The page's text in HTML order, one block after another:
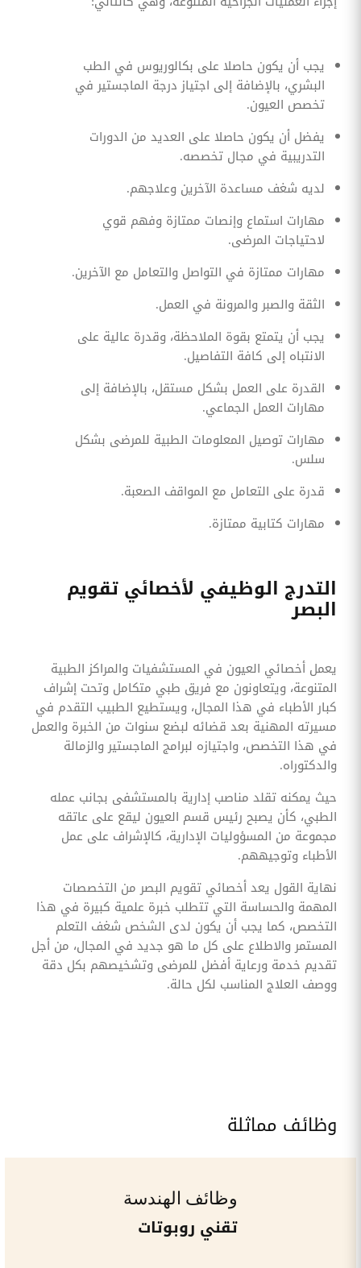
يجب أن يكون حاصلا على بكالوريوس في الطب
البشري، بالإضافة إلى اجتياز درجة الماجستير في
تخصص العيون.
يفضل أن يكون حاصلا على العديد من الدورات
التدريبية في مجال تخصصه.
لديه شغف مساعدة الآخرين وعلاجهم.
مهارات استماع وإنصات ممتازة وفهم قوي
لاحتياجات المرضى.
مهارات ممتازة في التواصل والتعامل مع الآخرين.
الثقة والصبر والمرونة في العمل.
يجب أن يتمتع بقوة الملاحظة، وقدرة عالية على
الانتباه إلى كافة التفاصيل.
القدرة على العمل بشكل مستقل، بالإضافة إلى
مهارات العمل الجماعي.
مهارات توصيل المعلومات الطبية للمرضى بشكل
سلس.
قدرة على التعامل مع المواقف الصعبة.
مهارات كتابية ممتازة.
التدرج الوظيفي لأخصائي تقويم
البصر
يعمل أخصائي العيون في المستشفيات والمراكز الطبية
المتنوعة، ويتعاونون مع فريق طبي متكامل وتحت إشراف
كبار الأطباء في هذا المجال، ويستطيع الطبيب التقدم في
مسيرته المهنية بعد قضائه لبضع سنوات من الخبرة والعمل
في هذا التخصص، واجتيازه لبرامج الماجستير والزمالة
والدكتوراه.
حيث يمكنه تقلد مناصب إدارية بالمستشفى بجانب عمله
الطبي، كأن يصبح رئيس قسم العيون ليقع على عاتقه
مجموعة من المسؤوليات الإدارية، كالإشراف على عمل
الأطباء وتوجيههم.
نهاية القول يعد أخصائي تقويم البصر من التخصصات
المهمة والحساسة التي تتطلب خبرة علمية كبيرة في هذا
التخصص، كما يجب أن يكون لدى الشخص شغف التعلم
المستمر والاطلاع على كل ما هو جديد في المجال، من أجل
تقديم خدمة ورعاية أفضل للمرضى وتشخيصهم بكل دقة
ووصف العلاج المناسب لكل حالة.
وظائف مماثلة
وظائف الهندسة
تقني روبوتات